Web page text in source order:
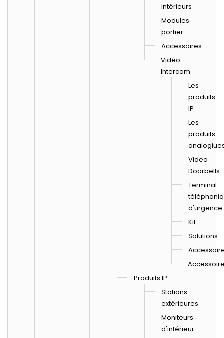
Intérieurs
Modules
portier
Accessoires
Vidéo
Intercom
Les
produits
IP
Les
produits
Video
Doorbells
Terminal
d'urgence
Kit
Solutions
Produits IP
Stations
extérieures
Moniteurs
d'intérieur